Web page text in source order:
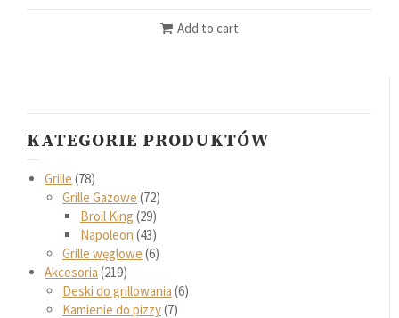
Add to cart
KATEGORIE PRODUKTÓW
Grille 78
Grille Gazowe 72
Broil King 29
Napoleon 43
Grille węglowe 6
Akcesoria 219
Deski do grillowania 6
Kamienie do pizzy 7